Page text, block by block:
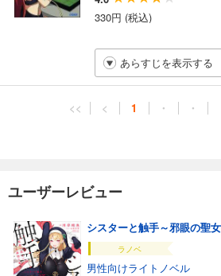
330円 (税込)
あらすじを表示する
<< < 1 ・ ・
ユーザーレビュー
シスターと触手～邪眼の聖
ラノベ
男性向けライトノベル